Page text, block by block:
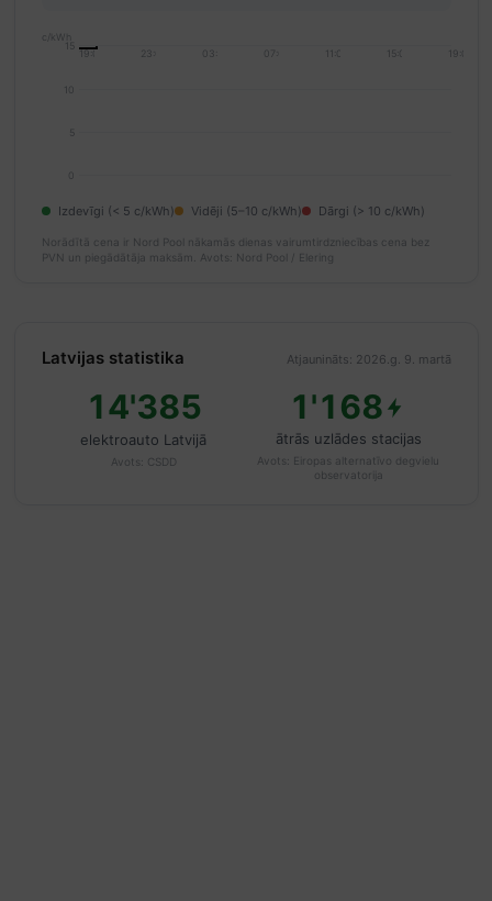
c/kWh
0
5
10
15
19:00 23:00 03:00 07:00 11:00 15:00 19:00
Izdevīgi (< 5 c/kWh) Vidēji (5–10 c/kWh) Dārgi (> 10 c/kWh)
Norādītā cena ir Nord Pool nākamās dienas vairumtirdzniecības cena bez
PVN un piegādātāja maksām.
Avots: Nord Pool / Elering
Latvijas statistika Atjaunināts: 2026.g. 9. martā
14'385
elektroauto Latvijā
Avots: CSDD
1'168
ātrās uzlādes stacijas
Avots:
Eiropas alternatīvo degvielu
observatorija